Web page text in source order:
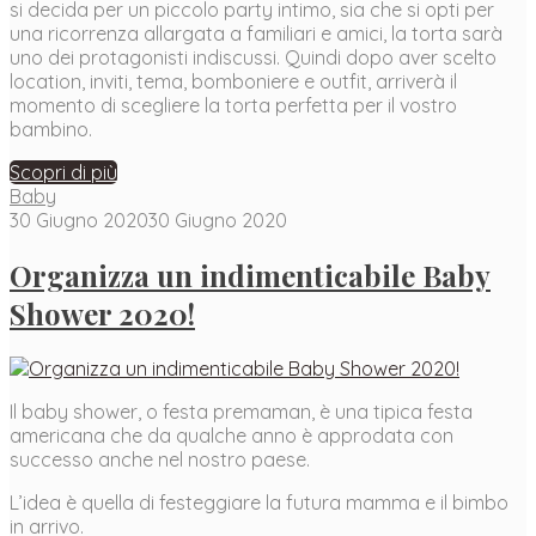
si decida per un piccolo party intimo, sia che si opti per
una ricorrenza allargata a familiari e amici, la torta sarà
uno dei protagonisti indiscussi. Quindi dopo aver scelto
location, inviti, tema, bomboniere e outfit, arriverà il
momento di scegliere la torta perfetta per il vostro
bambino.
Scopri di più
Baby
30 Giugno 202030 Giugno 2020
Organizza un indimenticabile Baby
Shower 2020!
Il baby shower, o festa premaman, è una tipica festa
americana che da qualche anno è approdata con
successo anche nel nostro paese.
L’idea è quella di festeggiare la futura mamma e il bimbo
in arrivo.